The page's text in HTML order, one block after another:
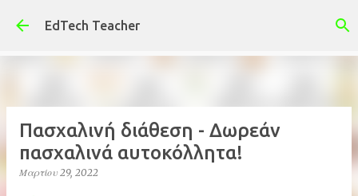
Μετάβαση στο κύριο περιεχόμενο
EdTech Teacher
Πασχαλινή διάθεση - Δωρεάν
πασχαλινά αυτοκόλλητα!
Μαρτίου 29, 2022